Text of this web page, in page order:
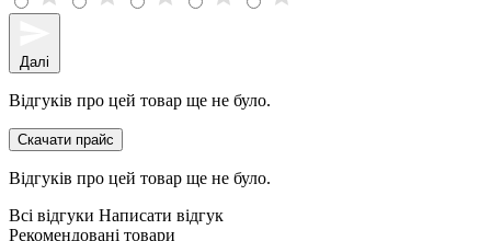
Далі
Відгуків про цей товар ще не було.
Скачати прайс
Відгуків про цей товар ще не було.
Всі відгуки Написати відгук
Рекомендовані товари